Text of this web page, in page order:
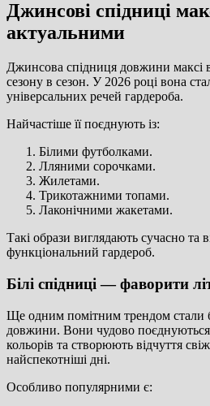
Джинсові спідниці
актуальними
Джинсова спідниця довжини максі
сезону в сезон. У 2026 році вона
універсальних речей гардероба.
Найчастіше її поєднують із:
Білими футболками.
Лляними сорочками.
Жилетами.
Трикотажними топами.
Лаконічними жакетами.
Такі образи виглядають сучасно та
функціональний гардероб.
Білі спідниці — фаворити
Ще одним помітним трендом стали
довжини. Вони чудово
кольорів та створюють відчуття
найспекотніші дні.
Особливо популярними є: